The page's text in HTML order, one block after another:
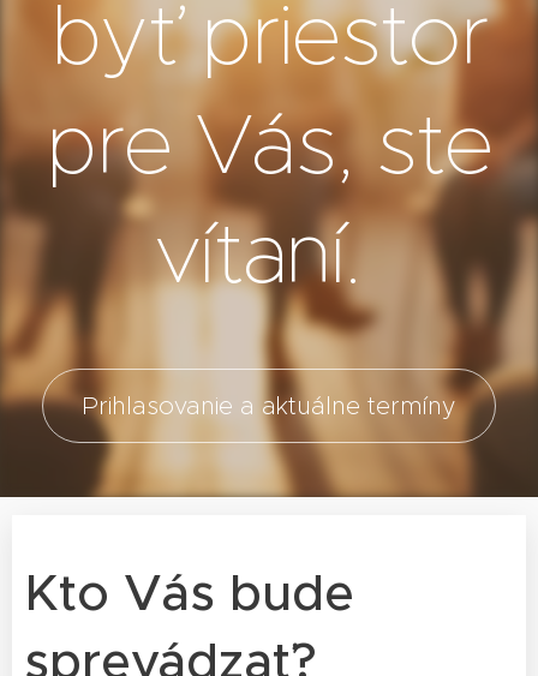
priestor na rozhovor a nové pohľady.
jednému z vás, môže to byť dobrý
prvý krok.
byť priestor
pre Vás, ste
vítaní.
Prihlasovanie a aktuálne termíny
Kto Vás bude
sprevádzať?